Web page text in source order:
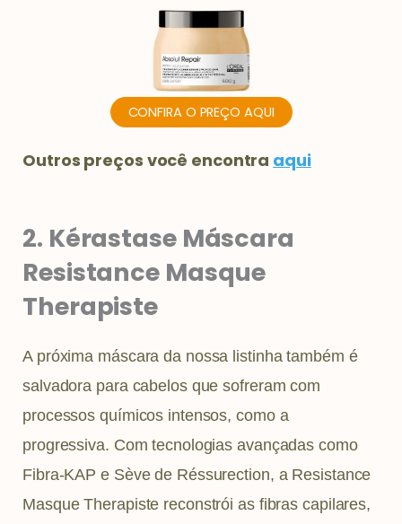
CONFIRA O PREÇO AQUI
Outros preços você encontra aqui
2. Kérastase Máscara
Resistance Masque
Therapiste
A próxima máscara da nossa listinha também é
salvadora para cabelos que sofreram com
processos químicos intensos, como a
progressiva. Com tecnologias avançadas como
Fibra-KAP e Sève de Réssurection, a Resistance
Masque Therapiste reconstrói as fibras capilares,